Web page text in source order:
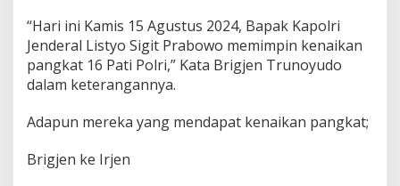
“Hari ini Kamis 15 Agustus 2024, Bapak Kapolri
Jenderal Listyo Sigit Prabowo memimpin kenaikan
pangkat 16 Pati Polri,” Kata Brigjen Trunoyudo
dalam keterangannya.
Adapun mereka yang mendapat kenaikan pangkat;
Brigjen ke Irjen